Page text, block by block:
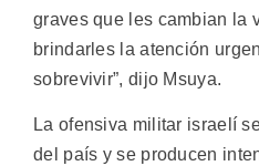
graves que les cambian la
brindarles la atención
sobrevivir”, dijo Msuya.
La ofensiva militar israelí
del país y se producen